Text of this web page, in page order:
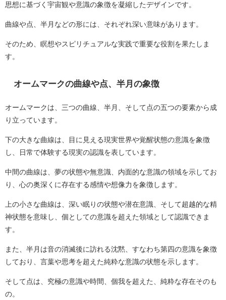
思想に基づく宇宙観や意識の象徴を凝縮したデザインです。
曲線や点、半月などの形には、それぞれ深い意味があります。
そのため、瞑想やスピリチュアルな実践で重要な役割を果たしま
す。
オームマークの曲線や点、半月の象徴
オームマークは、三つの曲線、半月、そして点の五つの要素から成
り立っています。
下の大きな曲線は、目に見える現実世界や覚醒状態の意識を象徴
し、日常で体験する現実の認識を表しています。
中間の曲線は、夢の状態や無意識、内面的な意識の領域を示してお
り、心の奥深くに存在する感情や想像力を象徴します。
上の小さな曲線は、深い眠りの状態や潜在意識、そして超越的な精
神状態を意味し、個としての意識を超えた領域として認識できま
す。
また、半月は音の消滅後に訪れる沈黙、すなわち第四の意識を象徴
しており、言葉や思考を超えた純粋な意識の状態を示します。
そして点は、究極の意識や時間、個我を超えた、純粋な存在そのも
の。